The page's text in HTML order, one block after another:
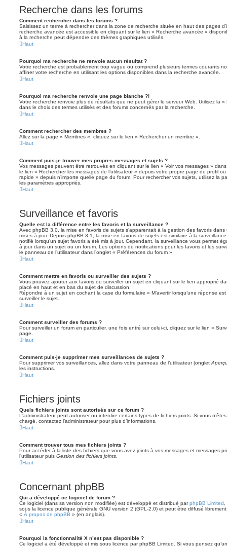
Recherche dans les forums
Comment rechercher dans les forums ?
Saisissez un terme à rechercher dans la zone de recherche située en haut des pages
recherche avancée est accessible en cliquant sur le lien « Recherche avancée »
à la recherche peut dépendre des thèmes graphiques utilisés.
Haut
Pourquoi ma recherche ne renvoie aucun résultat ?
Votre recherche est probablement trop vague ou comprend plusieurs termes courants
affiner votre recherche en utilisant les options disponibles dans la recherche avancée.
Haut
Pourquoi ma recherche renvoie une page blanche ?!
Votre recherche renvoie plus de résultats que ne peut gérer le serveur Web. Utilisez la
dans le choix des termes utilisés et des forums concernés par la recherche.
Haut
Comment rechercher des membres ?
Allez sur la page « Membres », cliquez sur le lien « Rechercher un membre ».
Haut
Comment puis-je trouver mes propres messages et sujets ?
Vos messages peuvent être retrouvés en cliquant sur le lien « Voir vos messages »
le lien « Rechercher les messages de l’utilisateur » depuis votre propre page de profil
rapide » depuis n’importe quelle page du forum. Pour rechercher vos sujets, utilisez la
les paramètres appropriés.
Haut
Surveillance et favoris
Quelle est la différence entre les favoris et la surveillance ?
Avec phpBB 3.0, la mise en favoris de sujets s’apparentait à la gestion des favoris
mises à jour. Depuis phpBB 3.1, la mise en favoris de sujets est similaire à la
notifié lorsqu’un sujet favoris a été mis à jour. Cependant, la surveillance vous permet
à jour dans un sujet ou un forum. Les options de notifications pour les favoris et les
le panneau de l’utilisateur dans l’onglet « Préférences du forum ».
Haut
Comment mettre en favoris ou surveiller des sujets ?
Vous pouvez ajouter aux favoris ou surveiller un sujet en cliquant sur le lien approprié
placé en haut et en bas du sujet de discussion.
Répondre à un sujet en cochant la case du formulaire « M’avertir lorsqu’une réponse
surveiller le sujet.
Haut
Comment surveiller des forums ?
Pour surveiller un forum en particulier, une fois entré sur celui-ci, cliquez sur le lien «
page.
Haut
Comment puis-je supprimer mes surveillances de sujets ?
Pour supprimer vos surveillances, allez dans votre panneau de l’utilisateur (onglet
les instructions.
Haut
Fichiers joints
Quels fichiers joints sont autorisés sur ce forum ?
L’administrateur peut autoriser ou interdire certains types de fichiers joints. Si vous
chargé, contactez l’administrateur pour plus d’informations.
Haut
Comment trouver tous mes fichiers joints ?
Pour accéder à la liste des fichiers que vous avez joints à vos messages et messages
l’utilisateur puis Gestion des fichiers joints
Haut
Concernant phpBB
Qui a développé ce logiciel de forum ?
Ce logiciel (dans sa version non modifiée) est développé et distribué parphpBB Limited
sous la licence publique générale GNU version 2 (GPL-2.0) et peut être diffusé
« À propos de phpBB » (en anglais).
Haut
Pourquoi la fonctionnalité X n’est pas disponible ?
Ce logiciel a été développé et mis sous licence par phpBB Limited. Si vous pensez